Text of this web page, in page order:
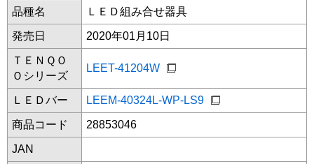
品種名 ＬＥＤ組み合せ器具
発売日 2020年01月10日
ＴＥＮＱＯ
Ｏシリーズ
LEET-41204W
ＬＥＤバー LEEM-40324L-WP-LS9
商品コード 28853046
JAN